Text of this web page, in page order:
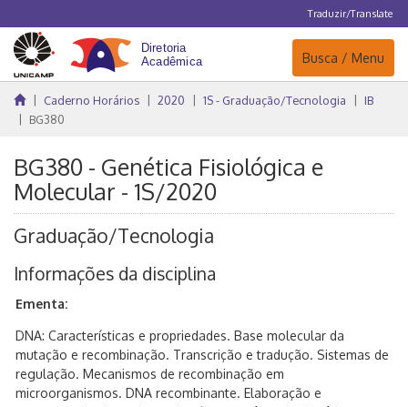
Traduzir/Translate
Navegação
Busca / Menu
Caderno Horários 2020 1S - Graduação/Tecnologia
IB
BG380
BG380 - Genética Fisiológica e
Molecular - 1S/2020
Graduação/Tecnologia
Informações da disciplina
Ementa:
DNA: Características e propriedades. Base molecular da
mutação e recombinação. Transcrição e tradução. Sistemas de
regulação. Mecanismos de recombinação em
microorganismos. DNA recombinante. Elaboração e